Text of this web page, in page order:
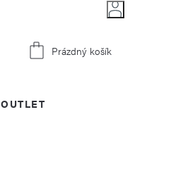
Nákupní
Prázdný košík
OUTLET